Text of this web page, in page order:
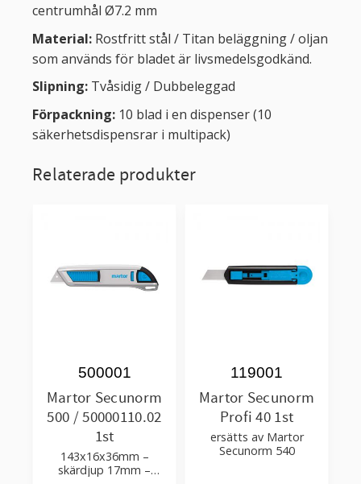
centrumhål Ø7.2 mm
Material: Rostfritt stål / Titan beläggning / oljan
som används för bladet är livsmedelsgodkänd.
Slipning: Tvåsidig / Dubbeleggad
Förpackning: 10 blad i en dispenser (10
säkerhetsdispensrar i multipack)
Relaterade produkter
Martor Secunorm
500 / 50000110.02
1st
143x16x36mm –
skärdjup 17mm –
500001
Martor Secunorm
Profi 40 1st
ersätts av Martor
Secunorm 540
119001